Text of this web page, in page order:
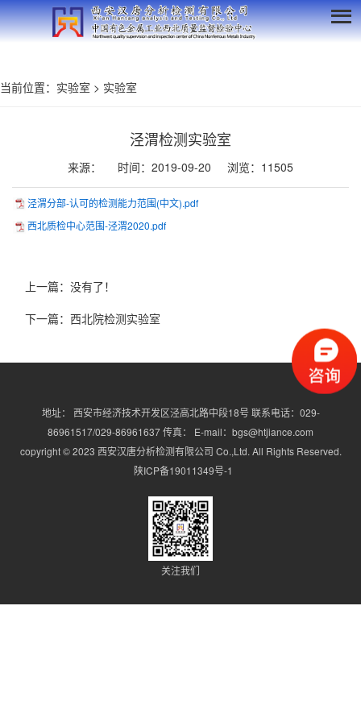
当前位置： 实验室 > 实验室
泾渭检测实验室
来源： 时间：2019-09-20 浏览：11505
泾渭分部-认可的检测能力范围(中文).pdf
西北质检中心范围-泾渭2020.pdf
上一篇：没有了！
下一篇： 西北院检测实验室
地址： 西安市经济技术开发区泾高北路中段18号 联系电话：029-
86961517/029-86961637 传真： E-mail：bgs@htjiance.com
copyright © 2023 西安汉唐分析检测有限公司 Co.,Ltd. All Rights Reserved.
陕ICP备19011349号-1
关注我们